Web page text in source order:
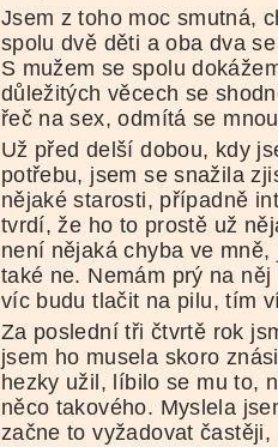
Jsem z toho moc smutná,
spolu dvě děti a oba dva
S mužem se spolu
důležitých věcech se
řeč na sex, odmítá se
Už před delší dobou, kdy
potřebu, jsem se snažila
nějaké starosti, případně
tvrdí, že ho to prostě už
není nějaká chyba ve
také ne. Nemám prý na
víc budu tlačit na pilu, tím
Za poslední tři čtvrtě rok
jsem ho musela skoro
hezky užil, líbilo se mu to,
něco takového. Myslela
začne to vyžadovat